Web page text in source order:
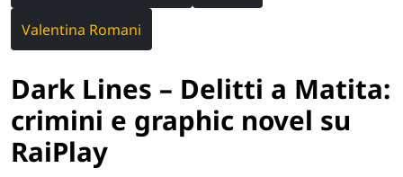
Valentina Romani
Dark Lines – Delitti a Matita:
crimini e graphic novel su
RaiPlay